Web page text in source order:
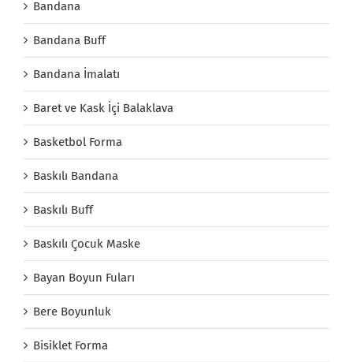
Bandana
Bandana Buff
Bandana İmalatı
Baret ve Kask İçi Balaklava
Basketbol Forma
Baskılı Bandana
Baskılı Buff
Baskılı Çocuk Maske
Bayan Boyun Fuları
Bere Boyunluk
Bisiklet Forma